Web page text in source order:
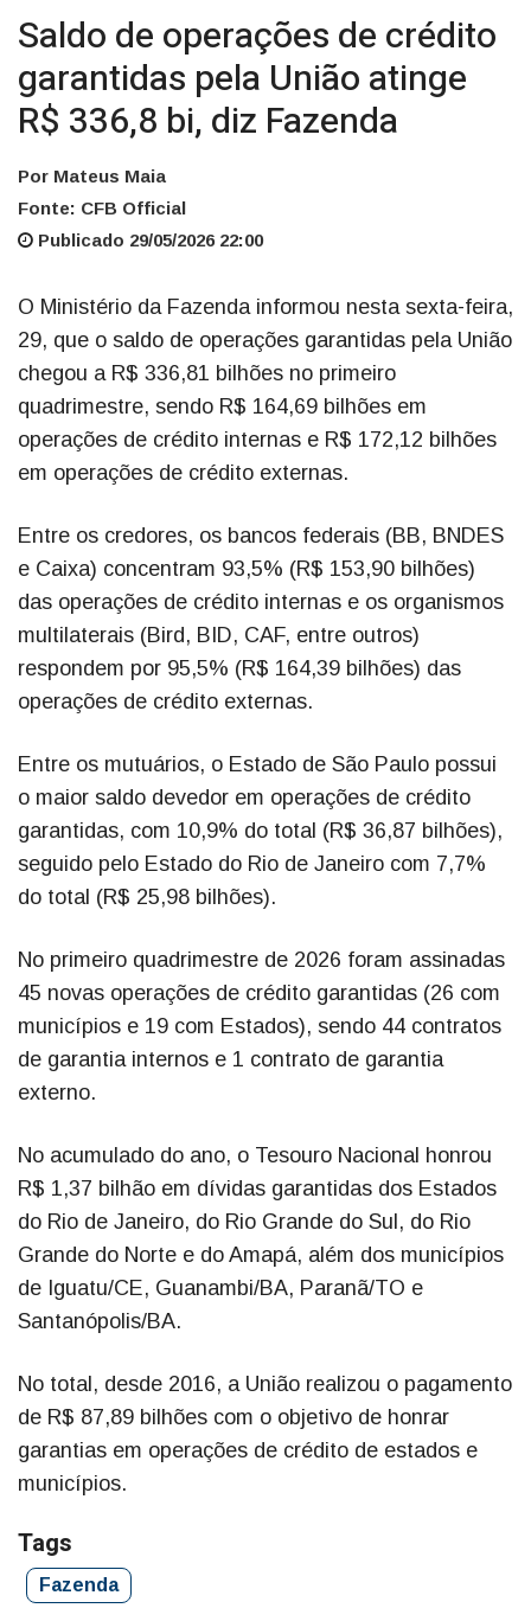
Saldo de operações de crédito
garantidas pela União atinge
R$ 336,8 bi, diz Fazenda
Por Mateus Maia
Fonte: CFB Official
Publicado 29/05/2026 22:00
O Ministério da Fazenda informou nesta sexta-feira,
29, que o saldo de operações garantidas pela União
chegou a R$ 336,81 bilhões no primeiro
quadrimestre, sendo R$ 164,69 bilhões em
operações de crédito internas e R$ 172,12 bilhões
em operações de crédito externas.
Entre os credores, os bancos federais (BB, BNDES
e Caixa) concentram 93,5% (R$ 153,90 bilhões)
das operações de crédito internas e os organismos
multilaterais (Bird, BID, CAF, entre outros)
respondem por 95,5% (R$ 164,39 bilhões) das
operações de crédito externas.
Entre os mutuários, o Estado de São Paulo possui
o maior saldo devedor em operações de crédito
garantidas, com 10,9% do total (R$ 36,87 bilhões),
seguido pelo Estado do Rio de Janeiro com 7,7%
do total (R$ 25,98 bilhões).
No primeiro quadrimestre de 2026 foram assinadas
45 novas operações de crédito garantidas (26 com
municípios e 19 com Estados), sendo 44 contratos
de garantia internos e 1 contrato de garantia
externo.
No acumulado do ano, o Tesouro Nacional honrou
R$ 1,37 bilhão em dívidas garantidas dos Estados
do Rio de Janeiro, do Rio Grande do Sul, do Rio
Grande do Norte e do Amapá, além dos municípios
de Iguatu/CE, Guanambi/BA, Paranã/TO e
Santanópolis/BA.
No total, desde 2016, a União realizou o pagamento
de R$ 87,89 bilhões com o objetivo de honrar
garantias em operações de crédito de estados e
municípios.
Tags
Fazenda